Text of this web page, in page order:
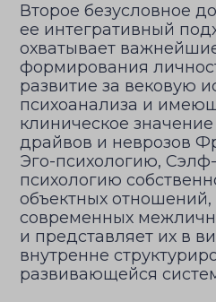
Второе безусловное
ее интегративный
охватывает
формирования
развитие за вековую
психоанализа и
клиническое
драйвов и неврозов
Эго-психологию,
психологию
объектных
современных
и представляет их в
внутренне
развивающейся